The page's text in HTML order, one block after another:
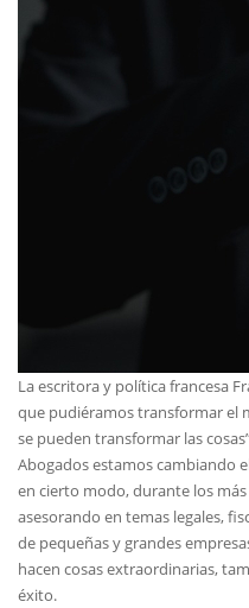
La escritora y política francesa
que pudiéramos transformar el
se pueden transformar las
Abogados estamos cambiando
en cierto modo, durante los
asesorando en temas legales,
de pequeñas y grandes
hacen cosas extraordinarias,
éxito.